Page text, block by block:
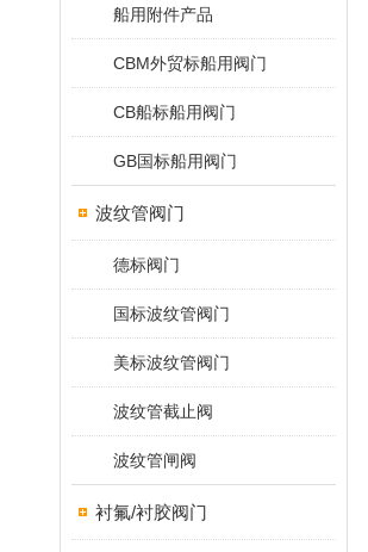
船用附件产品
CBM外贸标船用阀门
CB船标船用阀门
GB国标船用阀门
波纹管阀门
德标阀门
国标波纹管阀门
美标波纹管阀门
波纹管截止阀
波纹管闸阀
衬氟/衬胶阀门